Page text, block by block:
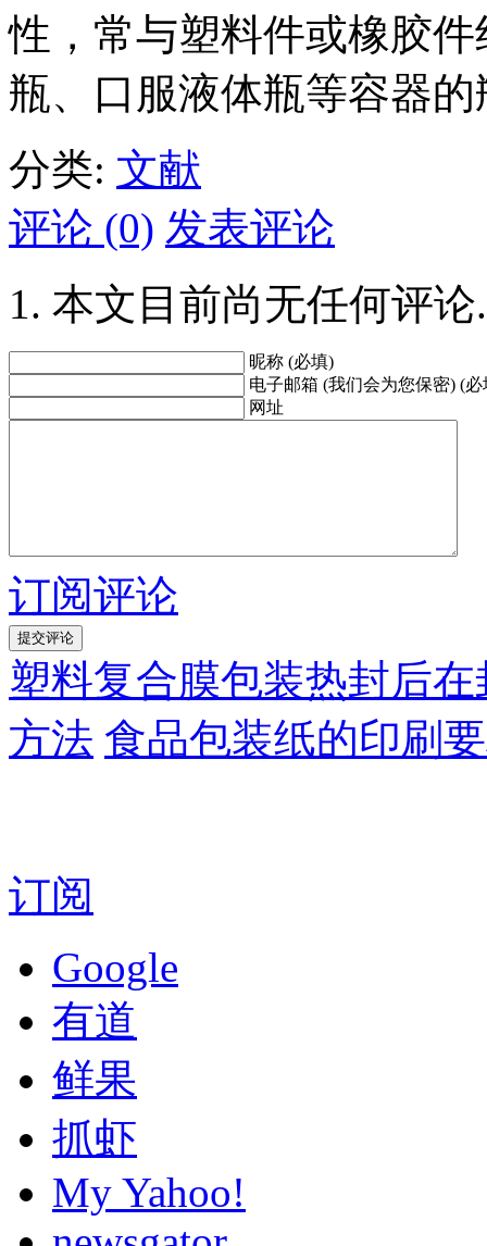
性，常与塑料件或橡胶
瓶、口服液体瓶等容器的
分类: 文献
评论 (0) 发表评论
本文目前尚无任何评论.
昵称 (必填)
电子邮箱 (我们会为您保密) (必
网址
订阅评论
塑料复合膜包装热封后
方法 食品包装纸的印刷
订阅
Google
有道
鲜果
抓虾
My Yahoo!